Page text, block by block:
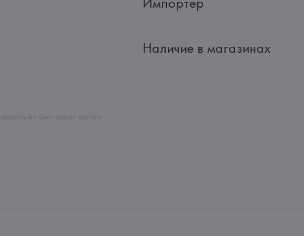
Адрес: Республика Беларусь, 220030,
Наличие в магазинах
из смесового хлопка